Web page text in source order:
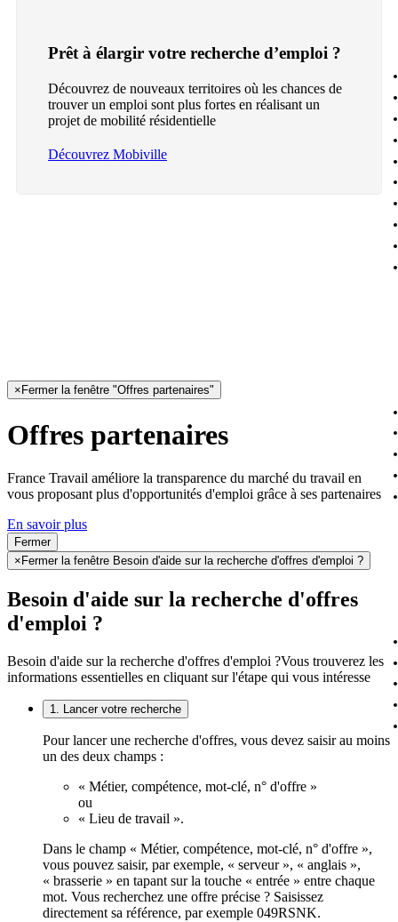
Prêt à élargir votre recherche d’emploi ?
Découvrez de nouveaux territoires où les chances de
trouver un emploi sont plus fortes en réalisant un
projet de mobilité résidentielle
Découvrez Mobiville
× Fermer la fenêtre "Offres partenaires"
Offres partenaires
France Travail améliore la transparence du marché du travail en
vous proposant plus d'opportunités d'emploi grâce à ses partenaires
En savoir plus
Fermer
× Fermer la fenêtre Besoin d'aide sur la recherche d'offres d'emploi ?
Besoin d'aide sur la recherche d'offres
d'emploi ?
Besoin d'aide sur la recherche d'offres d'emploi ?Vous trouverez les
informations essentielles en cliquant sur l'étape qui vous intéresse
1. Lancer votre recherche
Pour lancer une recherche d'offres, vous devez saisir au moins
un des deux champs :
« Métier, compétence, mot-clé, n° d'offre »
ou
« Lieu de travail ».
Dans le champ « Métier, compétence, mot-clé, n° d'offre »,
vous pouvez saisir, par exemple, « serveur », « anglais »,
« brasserie » en tapant sur la touche « entrée » entre chaque
mot. Vous recherchez une offre précise ? Saisissez
directement sa référence, par exemple 049RSNK.